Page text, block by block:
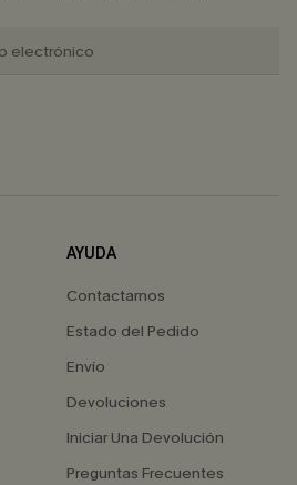
AYUDA
Contactarnos
Estado del Pedido
Envío
Devoluciones
Iniciar Una Devolución
Preguntas Frecuentes